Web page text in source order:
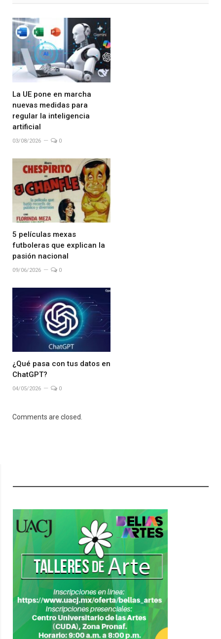
La UE pone en marcha
nuevas medidas para
regular la inteligencia
artificial
03/08/2026 0
5 películas mexas
futboleras que explican la
pasión nacional
09/06/2026 0
¿Qué pasa con tus datos en
ChatGPT?
04/05/2026 0
Comments are closed.